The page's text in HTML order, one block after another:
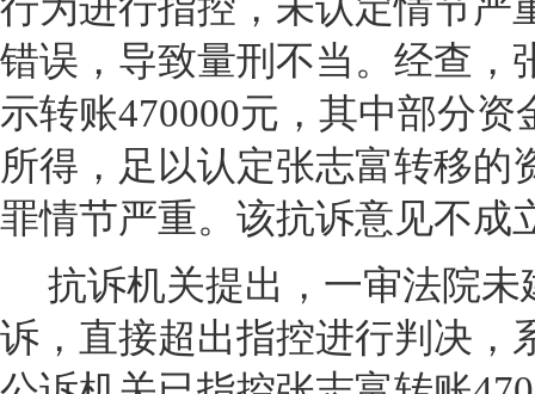
错误，导致量刑不当。经查，
示转账470000元，其中部分
所得，足以认定张志富转移的
罪情节严重。该抗诉意见不成
抗诉机关提出，一审法院
诉，直接超出指控进行判决，